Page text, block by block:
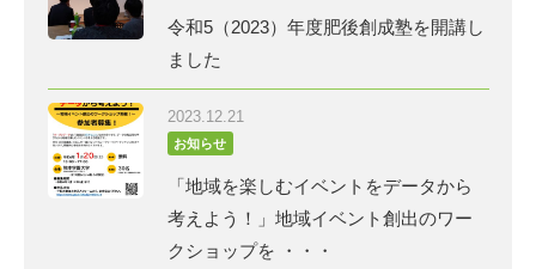
令和5（2023）年度肥後創成塾を開講し
ました
2023.12.21
お知らせ
「地域を楽しむイベントをデータから
考えよう！」地域イベント創出のワー
クショップを ・・・